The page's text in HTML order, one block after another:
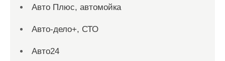
Авто Плюс, автомойка
Авто-дело+, СТО
Авто24